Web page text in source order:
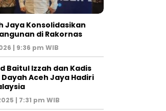
Jaya Konsolidasikan
di Rakornas
| 9:36 pm WIB
Baitul Izzah dan Kadis
Aceh Jaya Hadiri
| 7:31 pm WIB